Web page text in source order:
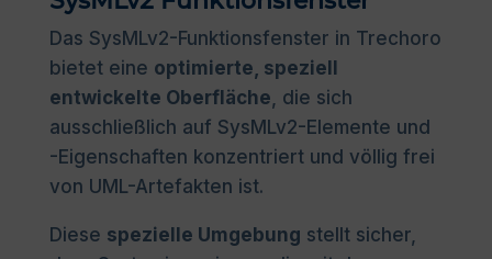
Das SysMLv2-Funktionsfenster in Trechoro
bietet eine optimierte, speziell
entwickelte Oberfläche, die sich
ausschließlich auf SysMLv2-Elemente und
-Eigenschaften konzentriert und völlig frei
von UML-Artefakten ist.
Diese spezielle Umgebung stellt sicher,